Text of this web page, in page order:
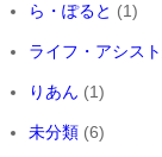
ら・ぽると (1)
ライフ・アシス
りあん (1)
未分類 (6)